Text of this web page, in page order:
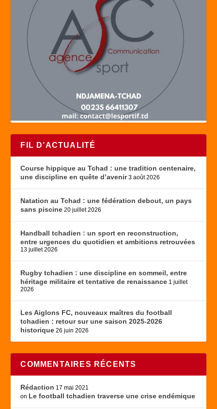
FIL D’ACTUALITÉ
Course hippique au Tchad : une tradition centenaire,
une discipline en quête d’avenir 3 août 2026
Natation au Tchad : une fédération debout, un pays
sans piscine 20 juillet 2026
Handball tchadien : un sport en reconstruction,
entre urgences du quotidien et ambitions retrouvées
13 juillet 2026
Rugby tchadien : une discipline en sommeil, entre
héritage militaire et tentative de renaissance 1 juillet
2026
Les Aiglons FC, nouveaux maîtres du football
tchadien : retour sur une saison 2025-2026
historique 26 juin 2026
COMMENTAIRES RÉCENTS
Rédaction 17 mai 2021
on Le football tchadien traverse une crise endémique